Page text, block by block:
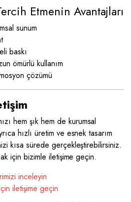
Etmenin Avantajları
sunum
baskı
ömürlü kullanım
çözümü
hem şık hem de kurumsal
hızlı üretim ve esnek tasarım
kısa sürede gerçekleştirebilirsiniz.
için bizimle iletişime geçin.
inceleyin
iletişime geçin